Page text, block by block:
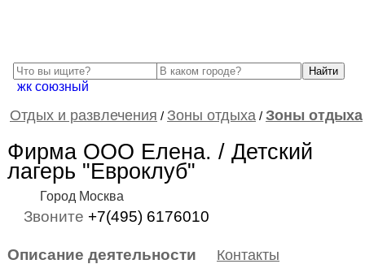
жк союзный
Отдых и развлечения / Зоны отдыха / Зоны отдыха
Фирма ООО Елена. / Детский
лагерь "Евроклуб"
Город Москва
Звоните +7(495) 6176010
Описание деятельности Контакты